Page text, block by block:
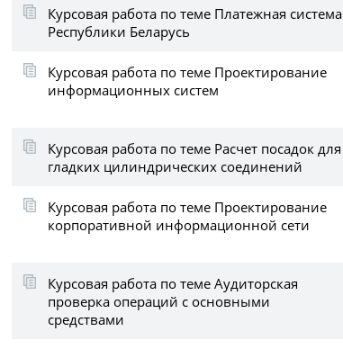
Курсовая работа по теме Платежная система
Республики Беларусь
Курсовая работа по теме Проектирование
информационных систем
Курсовая работа по теме Расчет посадок для
гладких цилиндрических соединений
Курсовая работа по теме Проектирование
корпоративной информационной сети
Курсовая работа по теме Аудиторская
проверка операций с основными
средствами